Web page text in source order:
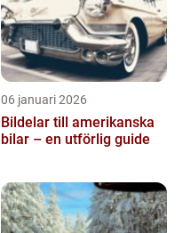
06 januari 2026
Bildelar till amerikanska
bilar – en utförlig guide